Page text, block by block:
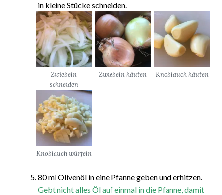
in kleine Stücke schneiden.
Zwiebeln
schneiden
Zwiebeln häuten Knoblauch häuten
Knoblauch würfeln
80 ml Olivenöl in eine Pfanne geben und erhitzen.
Gebt nicht alles Öl auf einmal in die Pfanne, damit